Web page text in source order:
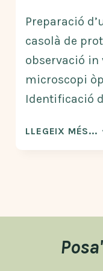
Preparació
casolà de
observació in
microscopi
Identificació
LLEGEIX MÉS...